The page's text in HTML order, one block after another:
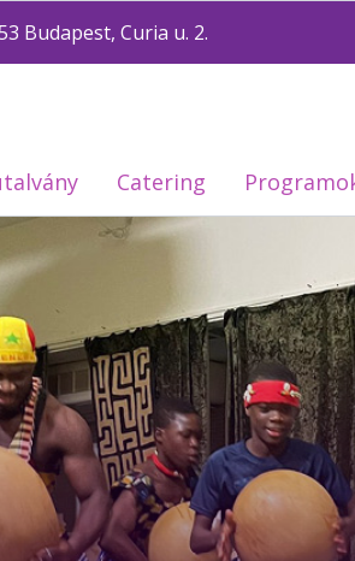
Budapest, Curia u. 2.
Catering